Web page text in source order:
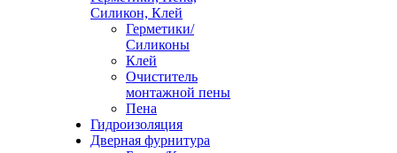
Силикон, Клей
Герметики/
Силиконы
Клей
Очиститель
монтажной пены
Пена
Гидроизоляция
Дверная фурнитура